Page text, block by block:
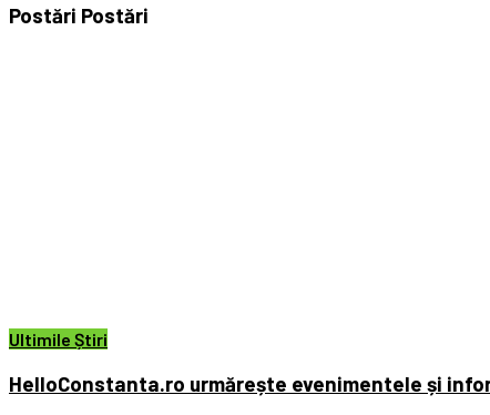
Postări Postări
Ultimile Știri
HelloConstanta.ro urmărește evenimentele și